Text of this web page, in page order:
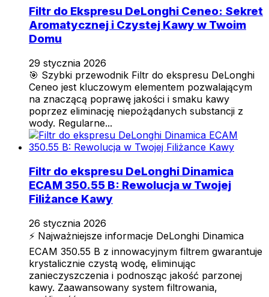
Filtr do Ekspresu DeLonghi Ceneo: Sekret
Aromatycznej i Czystej Kawy w Twoim
Domu
29 stycznia 2026
🎯 Szybki przewodnik Filtr do ekspresu DeLonghi
Ceneo jest kluczowym elementem pozwalającym
na znaczącą poprawę jakości i smaku kawy
poprzez eliminację niepożądanych substancji z
wody. Regularne...
Filtr do ekspresu DeLonghi Dinamica
ECAM 350.55 B: Rewolucja w Twojej
Filiżance Kawy
26 stycznia 2026
⚡ Najważniejsze informacje DeLonghi Dinamica
ECAM 350.55 B z innowacyjnym filtrem gwarantuje
krystalicznie czystą wodę, eliminując
zanieczyszczenia i podnosząc jakość parzonej
kawy. Zaawansowany system filtrowania,